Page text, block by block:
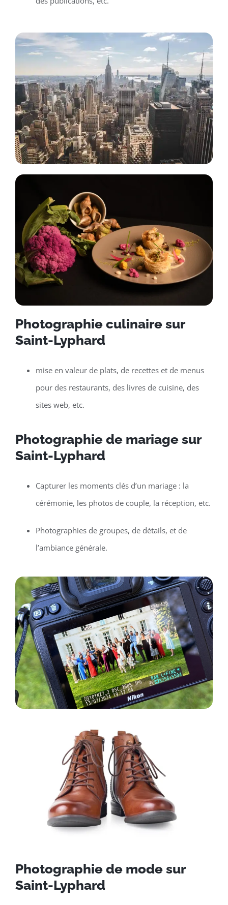
Photographie culinaire sur
Saint-Lyphard
mise en valeur de plats, de recettes et de menus
pour des restaurants, des livres de cuisine, des
sites web, etc.
Photographie de mariage sur
Saint-Lyphard
Capturer les moments clés d’un mariage : la
cérémonie, les photos de couple, la réception, etc.
Photographies de groupes, de détails, et de
l’ambiance générale.
Photographie de mode sur
Saint-Lyphard